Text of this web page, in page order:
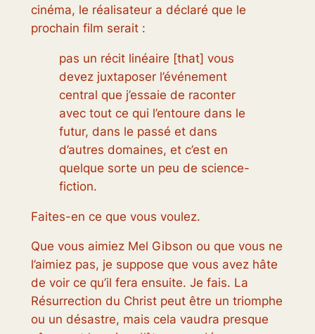
cinéma, le réalisateur a déclaré que le
prochain film serait :
pas un récit linéaire [that] vous
devez juxtaposer l’événement
central que j’essaie de raconter
avec tout ce qui l’entoure dans le
futur, dans le passé et dans
d’autres domaines, et c’est en
quelque sorte un peu de science-
fiction.
Faites-en ce que vous voulez.
Que vous aimiez Mel Gibson ou que vous ne
l’aimiez pas, je suppose que vous avez hâte
de voir ce qu’il fera ensuite. Je fais. La
Résurrection du Christpeut être un triomphe
ou un désastre, mais cela vaudra presque